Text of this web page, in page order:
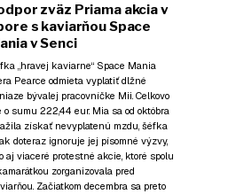
zväz Priama akcia v
s kaviarňou Space
v Senci
„hravej kaviarne“ Space Mania
Pearce odmieta vyplatiť dlžné
bývalej pracovníčke Mii. Celkovo
o sumu 222,44 eur. Mia sa od októbra
získať nevyplatenú mzdu, šéfka
doteraz ignoruje jej písomné výzvy,
aj viaceré protestné akcie, ktoré spolu
zorganizovala pred
Začiatkom decembra sa preto